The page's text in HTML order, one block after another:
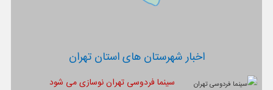
اخبار شهرستان های استان تهران
سینما فردوسی تهران نوسازی می شود